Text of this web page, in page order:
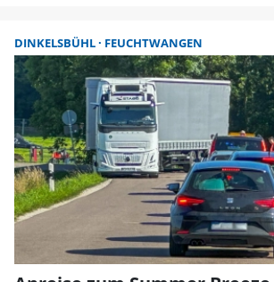
DINKELSBÜHL FEUCHTWANGEN